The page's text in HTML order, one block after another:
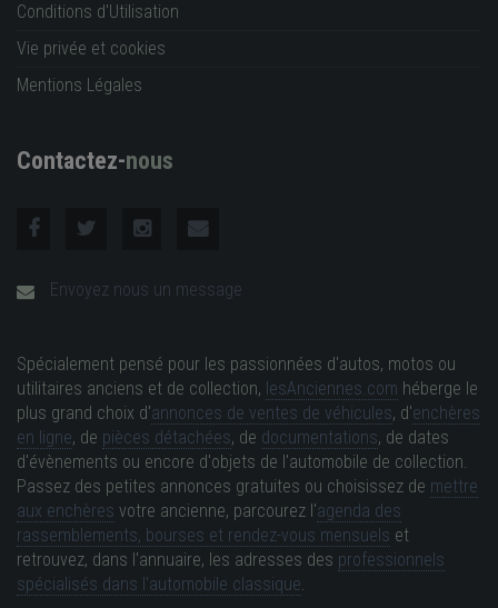
Conditions d'Utilisation
Vie privée et cookies
Mentions Légales
Contactez-nous
Envoyez nous un message
Spécialement pensé pour les passionnées d'autos, motos ou
utilitaires anciens et de collection, lesAnciennes.com héberge le
plus grand choix d'annonces de ventes de véhicules, d'enchères
en ligne, de pièces détachées, de documentations, de dates
d'évènements ou encore d'objets de l'automobile de collection.
Passez des petites annonces gratuites ou choisissez de mettre
aux enchères votre ancienne, parcourez l'agenda des
rassemblements, bourses et rendez-vous mensuels et
retrouvez, dans l'annuaire, les adresses des professionnels
spécialisés dans l'automobile classique.